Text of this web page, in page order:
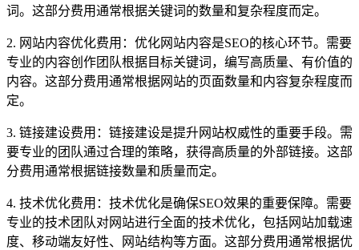
词。这部分费用通常根据关键词的数量和复杂程度而定。
2. 网站内容优化费用：优化网站内容是SEO的核心环节。需要
专业的内容创作团队根据目标关键词，编写高质量、有价值的
内容。这部分费用通常根据网站的页面数量和内容复杂程度而
定。
3. 链接建设费用：链接建设是提升网站权威性的重要手段。需
要专业的团队通过合理的策略，获得高质量的外部链接。这部
分费用通常根据链接数量和质量而定。
4. 技术优化费用：技术优化是确保SEO效果的重要保障。需要
专业的技术团队对网站进行全面的技术优化，包括网站加载速
度、移动端友好性、网站结构等方面。这部分费用通常根据优